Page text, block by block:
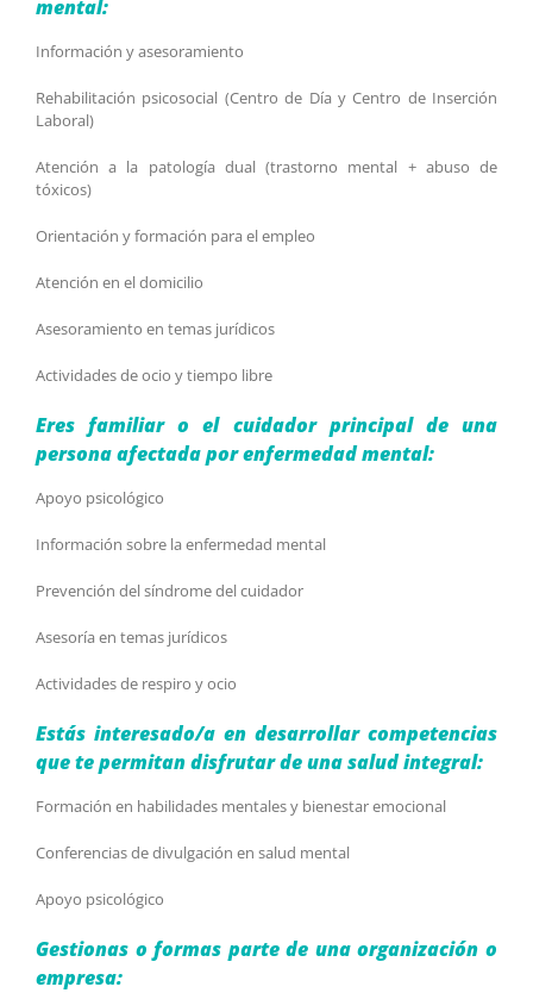
mental:
Información y asesoramiento
Rehabilitación psicosocial (Centro de Día y Centro de Inserción
Laboral)
Atención a la patología dual (trastorno mental + abuso de
tóxicos)
Orientación y formación para el empleo
Atención en el domicilio
Asesoramiento en temas jurídicos
Actividades de ocio y tiempo libre
Eres familiar o el cuidador principal de una
persona afectada por enfermedad mental:
Apoyo psicológico
Información sobre la enfermedad mental
Prevención del síndrome del cuidador
Asesoría en temas jurídicos
Actividades de respiro y ocio
Estás interesado/a en desarrollar competencias
que te permitan disfrutar de una salud integral:
Formación en habilidades mentales y bienestar emocional
Conferencias de divulgación en salud mental
Apoyo psicológico
Gestionas o formas parte de una organización o
empresa: